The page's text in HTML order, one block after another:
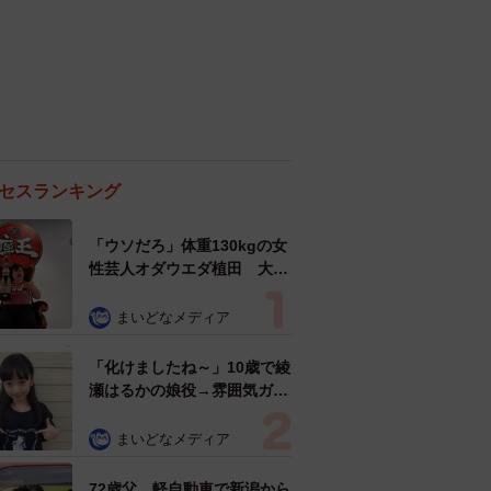
スランキング
「ウソだろ」体重130kgの女
性芸人オダウエダ植田 大学
で」 まいどなメディア
「化けましたね～」10歳で綾
瀬はるかの娘役→雰囲気ガラ
雰囲気が」「宝塚に入れそ
まいどなメディア